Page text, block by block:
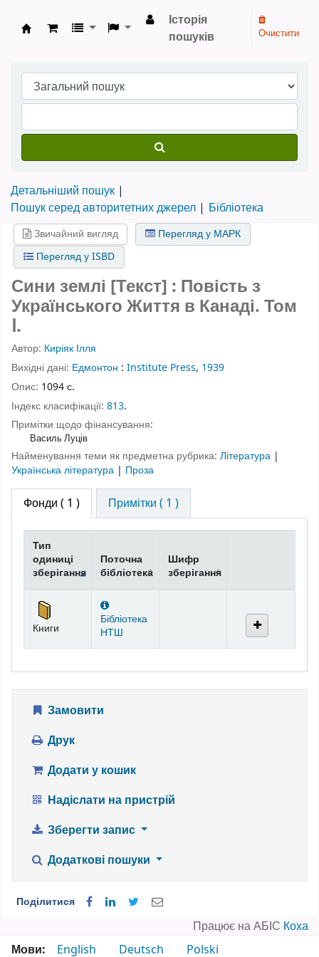
Бібліотека НТШ › Електронний каталог
Історія
пошуків
Очистити
Детальніший пошук
Пошук серед авторитетних джерел
Бібліотека
Звичайний вигляд
Перегляд у МАРК
Перегляд у ISBD
Сини землі [Текст] : Повість з
Українського Життя в Канаді. Том
Ⅰ.
Автор: Киріяк Ілля
Вихідні дані: Едмонтон : Institute Press, 1939
Опис: 1094 с.
Індекс класифікації: 813.
Примітки щодо фінансування:
Василь Луців
Найменування теми як предметна рубрика: Література |
Українська література | Проза
Фонди ( 1 ) Примітки ( 1 )
Фонди
Тип
одиниці
зберігання
Поточна
бібліотека
Шифр
зберігання
Книги
Бібліотека
НТШ
Замовити
Друк
Додати у кошик
Надіслати на пристрій
Зберегти запис
Додаткові пошуки
Поділитися
Працює на АБІС Коха
Мови:
English Deutsch Polski